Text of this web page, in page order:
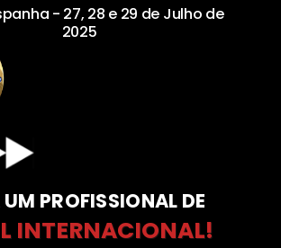
- 27, 28 e 29 de Julho de
2025
PROFISSIONAL DE
INTERNACIONAL!